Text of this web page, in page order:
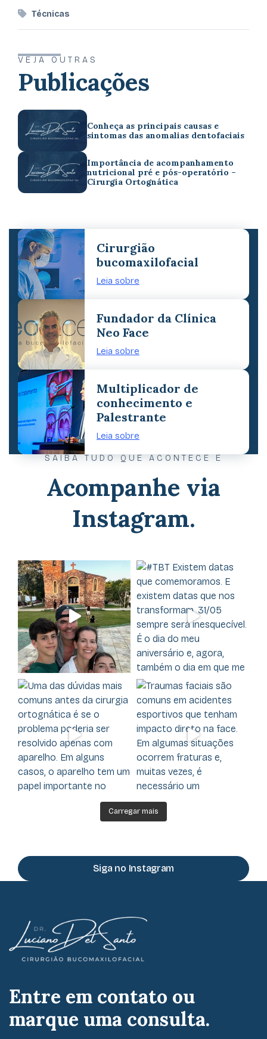
Técnicas
VEJA OUTRAS
Publicações
Conheça as principais causas e
sintomas das anomalias dentofaciais
Importância de acompanhamento
nutricional pré e pós-operatório –
Cirurgia Ortognática
Cirurgião
bucomaxilofacial
Leia sobre
Fundador da Clínica
Neo Face
Leia sobre
Multiplicador de
conhecimento e
Palestrante
Leia sobre
SAIBA TUDO QUE ACONTECE E
Acompanhe via
Instagram.
Carregar mais
Siga no Instagram
Entre em contato ou
marque uma consulta.